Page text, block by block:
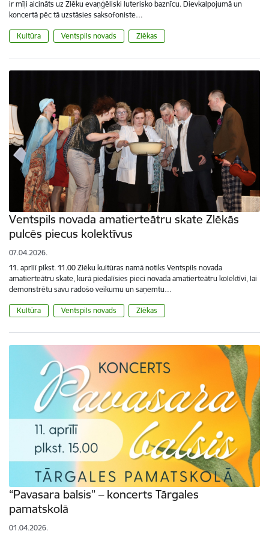
ir mīļi aicināts uz Zlēku evaņģēliski luterisko baznīcu. Dievkalpojumā un
koncertā pēc tā uzstāsies saksofoniste…
Kultūra Ventspils novads Zlēkas
Ventspils novada amatierteātru skate Zlēkās
pulcēs piecus kolektīvus
07.04.2026.
11. aprīlī plkst. 11.00 Zlēku kultūras namā notiks Ventspils novada
amatierteātru skate, kurā piedalīsies pieci novada amatierteātru kolektīvi, lai
demonstrētu savu radošo veikumu un saņemtu…
Kultūra Ventspils novads Zlēkas
“Pavasara balsis” – koncerts Tārgales
pamatskolā
01.04.2026.